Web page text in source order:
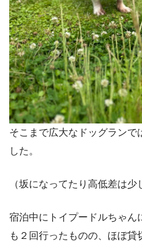
そこまで広大なドッグラン
した。
（坂になってたり高低差は少
宿泊中にトイプードルちゃん
も２回行ったものの、ほぼ